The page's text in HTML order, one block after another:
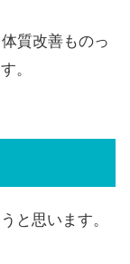
質改善ものっ
。
と思います。